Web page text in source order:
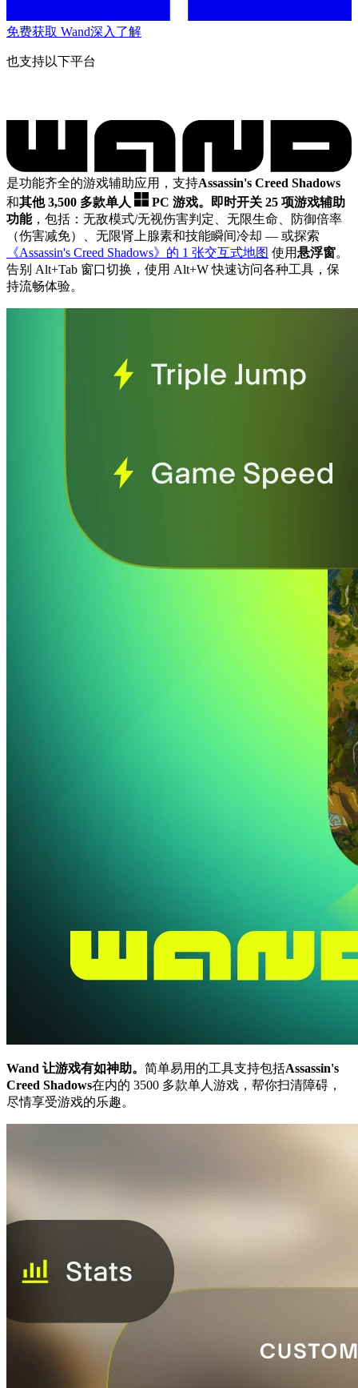
免费获取 Wand深入了解
也支持以下平台
是功能齐全的游戏辅助应用，支持Assassin's Creed Shadows
和其他 3,500 多款单人 PC 游戏。
即时开关 25 项游戏辅助
功能，包括：无敌模式/无视伤害判定、无限生命、防御倍率
（伤害减免）、无限肾上腺素和技能瞬间冷却 — 或探索
《Assassin's Creed Shadows》的 1 张交互式地图 使用悬浮窗。
告别 Alt+Tab 窗口切换，使用 Alt+W 快速访问各种工具，保
持流畅体验。
Wand 让游戏有如神助。 简单易用的工具支持包括Assassin's
Creed Shadows在内的 3500 多款单人游戏，帮你扫清障碍，
尽情享受游戏的乐趣。